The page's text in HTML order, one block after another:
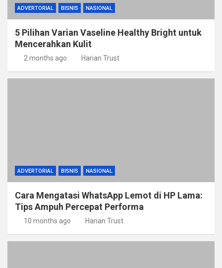
ADVERTORIAL BISNIS NASIONAL
5 Pilihan Varian Vaseline Healthy Bright untuk
Mencerahkan Kulit
2 months ago Harian Trust
ADVERTORIAL BISNIS NASIONAL
Cara Mengatasi WhatsApp Lemot di HP Lama:
Tips Ampuh Percepat Performa
10 months ago Harian Trust